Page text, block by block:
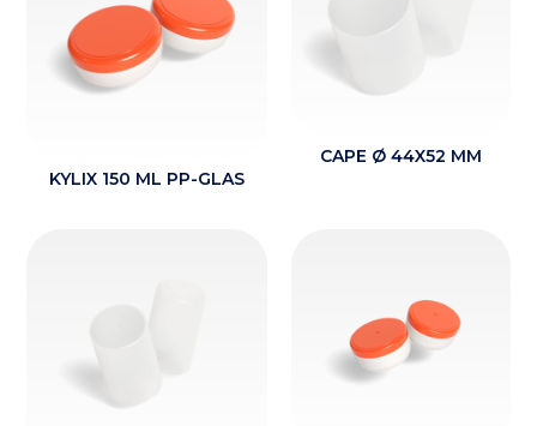
KYLIX 150 ML PP-GLAS
CAPE Ø 44X52 MM